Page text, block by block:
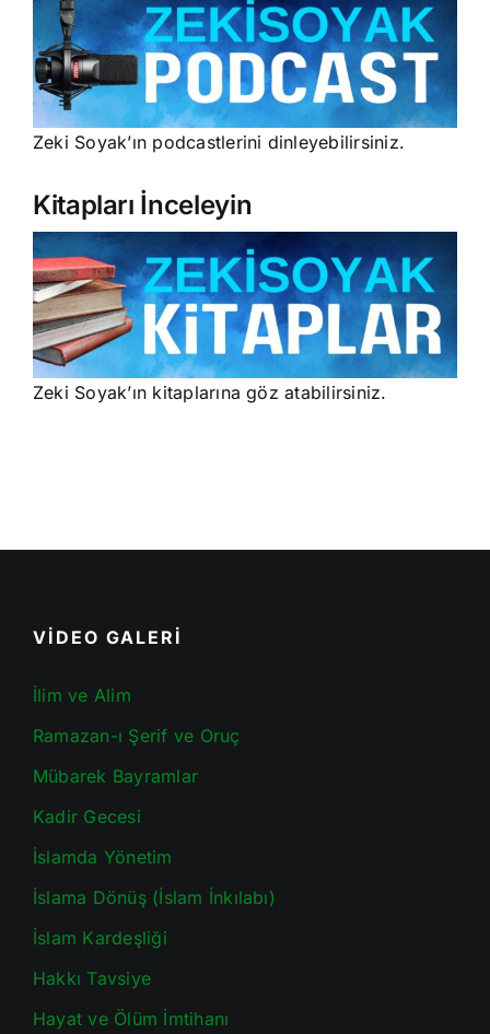
Zeki Soyak’ın podcastlerini dinleyebilirsiniz.
Kitapları İnceleyin
Zeki Soyak’ın kitaplarına göz atabilirsiniz.
VİDEO GALERİ
İlim ve Alim
Ramazan-ı Şerif ve Oruç
Mübarek Bayramlar
Kadir Gecesi
İslamda Yönetim
İslama Dönüş (İslam İnkılabı)
İslam Kardeşliği
Hakkı Tavsiye
Hayat ve Ölüm İmtihanı